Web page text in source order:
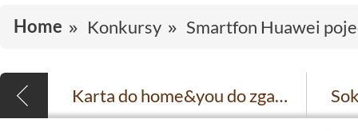
Home Konkursy Smartfon Huawei
Karta do home&you do zgarnięcia za opinię